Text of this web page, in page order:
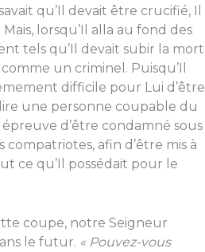
qu’Il devait être crucifié, Il
lorsqu’Il alla au fond des
tels qu’Il devait subir la mort
un criminel. Puisqu’Il
difficile pour Lui d’être
une personne coupable du
d’être condamné sous
afin d’être mis à
ce qu’Il possédait pour le
coupe, notre Seigneur
le futur. « Pouvez-vous